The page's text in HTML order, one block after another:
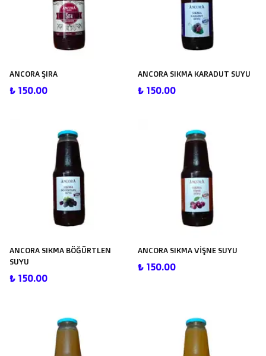
ANCORA ŞIRA
₺ 150.00
ANCORA SIKMA KARADUT SUYU
₺ 150.00
ANCORA SIKMA BÖĞÜRTLEN
SUYU
₺ 150.00
ANCORA SIKMA VİŞNE SUYU
₺ 150.00